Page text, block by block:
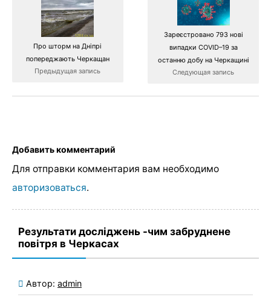
Про шторм на Дніпрі
попереджають Черкащан
Предыдущая запись
Зареєстровано 793 нові
випадки COVID–19 за
останню добу на Черкащині
Следующая запись
Добавить комментарий
Для отправки комментария вам необходимо
авторизоваться.
Результати досліджень -чим забруднене
повітря в Черкасах
Автор: admin